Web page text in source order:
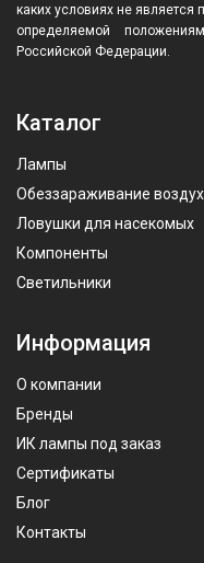
каких условиях не является
определяемой
Российской Федерации.
Каталог
Лампы
Обеззараживание
Ловушки для насекомых
Компоненты
Светильники
Информация
О компании
Бренды
ИК лампы под заказ
Сертификаты
Блог
Контакты